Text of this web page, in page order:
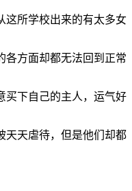
这所学校出来的有太多女
各方面却都无法回到正常
买下自己的主人，运气好
天天虐待，但是他们却都